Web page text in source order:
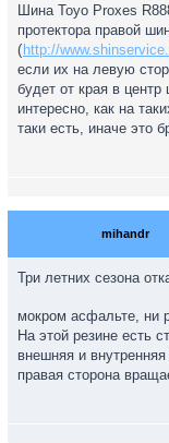
Шина Toyo Proxes
протектора правой
( http://
если их на левую
будет от края в
интересно, как на
таки есть, иначе это
mihandr
Три летних сезона
мокром асфальте, ни
На этой резине есть
внешняя и
правая сторона